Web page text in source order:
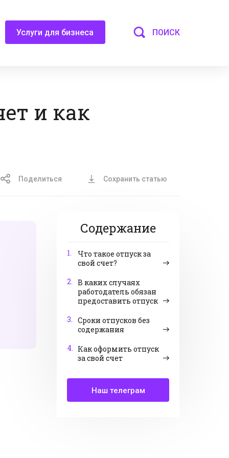
Услуги для бизнеса ПОИСК
и как
Поделиться Сохранить статью
Содержание
1.
Что такое отпуск за
свой счет?
2. В каких случаях
работодатель обязан
предоставить отпуск
3. Сроки отпусков без
содержания
4. Как оформить отпуск
за свой счет
Наш телеграм